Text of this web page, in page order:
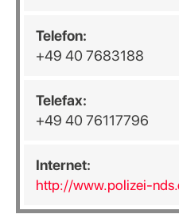
Telefon:
+49 40 7683188
Telefax:
+49 40 76117796
Internet:
http://www.polizei-